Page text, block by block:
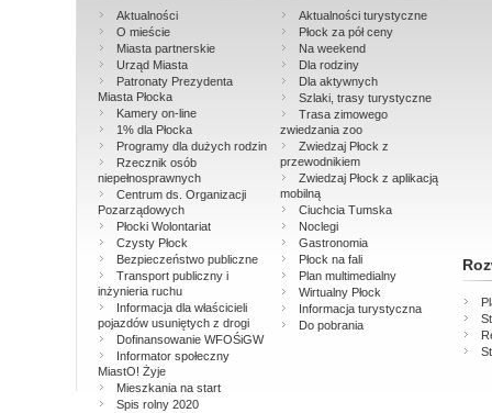
Aktualności
O mieście
Miasta partnerskie
Urząd Miasta
Patronaty Prezydenta
Miasta Płocka
Kamery on-line
1% dla Płocka
Programy dla dużych rodzin
Rzecznik osób
niepełnosprawnych
Centrum ds. Organizacji
Pozarządowych
Płocki Wolontariat
Czysty Płock
Bezpieczeństwo publiczne
Transport publiczny i
inżynieria ruchu
Informacja dla właścicieli
pojazdów usuniętych z drogi
Dofinansowanie WFOŚiGW
Informator społeczny
MiastO! Żyje
Mieszkania na start
Spis rolny 2020
Aktualności turystyczne
Płock za pół ceny
Na weekend
Dla rodziny
Dla aktywnych
Szlaki, trasy turystyczne
Trasa zimowego
zwiedzania zoo
Zwiedzaj Płock z
przewodnikiem
Zwiedzaj Płock z aplikacją
mobilną
Ciuchcia Tumska
Noclegi
Gastronomia
Płock na fali
Plan multimedialny
Wirtualny Płock
Informacja turystyczna
Do pobrania